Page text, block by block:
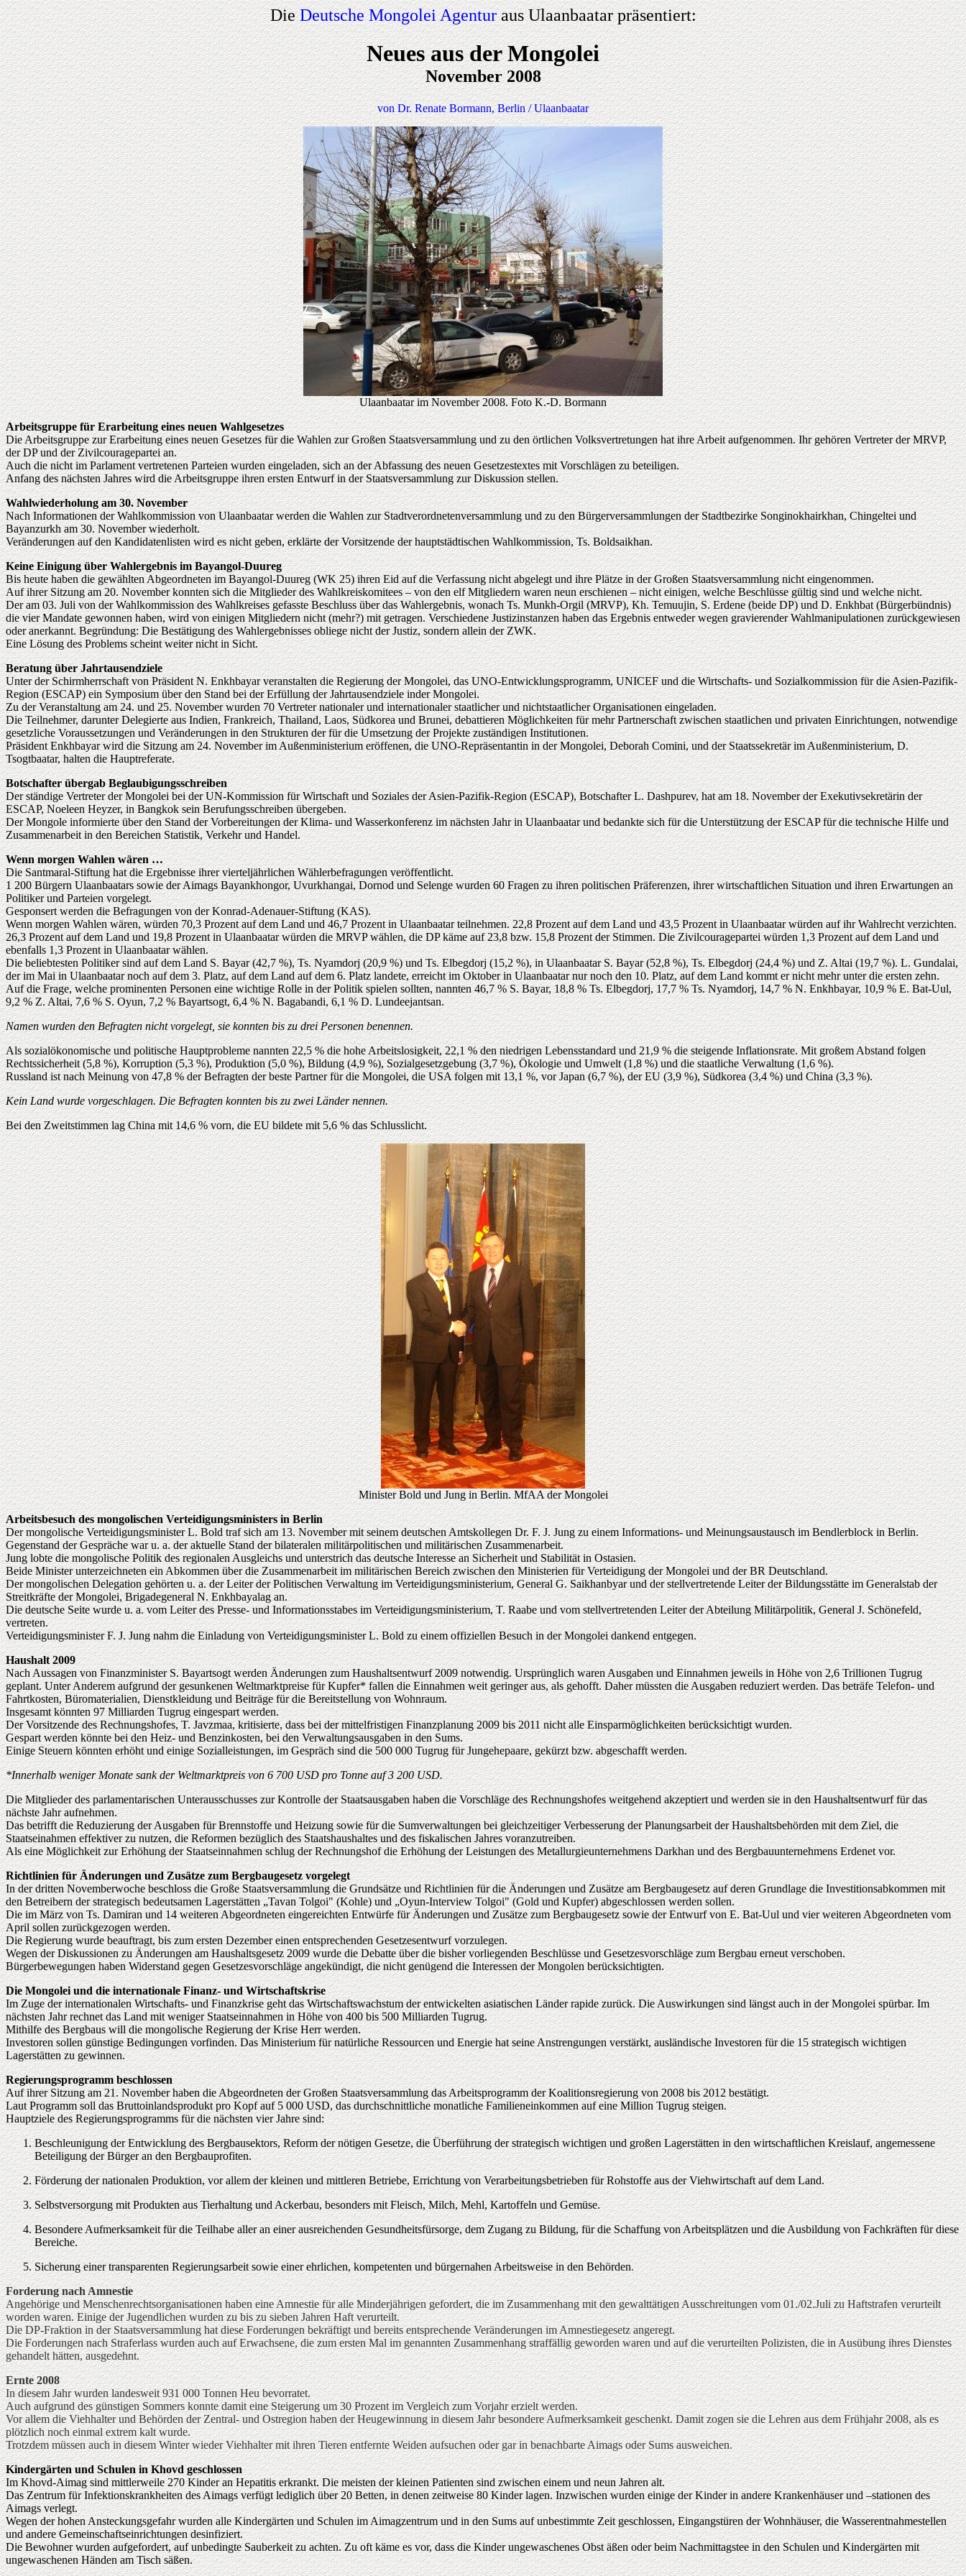
DieDeutsche Mongolei Agenturaus Ulaanbaatar präsentiert:
Neues aus der Mongolei
November 2008
von Dr. Renate Bormann, Berlin / Ulaanbaatar
Ulaanbaatar im November 2008. Foto K.-D. Bormann
Arbeitsgruppe für Erarbeitung eines neuen Wahlgesetzes
Die Arbeitsgruppe zur Erarbeitung eines neuen Gesetzes für die Wahlen zur Großen Staatsversammlung und zu den örtlichen Volksvertretungen hat ihre Arbeit aufgenommen. Ihr gehören Vertreter der MRVP,
der DP und der Zivilcouragepartei an.
Auch die nicht im Parlament vertretenen Parteien wurden eingeladen, sich an der Abfassung des neuen Gesetzestextes mit Vorschlägen zu beteiligen.
Anfang des nächsten Jahres wird die Arbeitsgruppe ihren ersten Entwurf in der Staatsversammlung zur Diskussion stellen.
Wahlwiederholung am 30. November
Nach Informationen der Wahlkommission von Ulaanbaatar werden die Wahlen zur Stadtverordnetenversammlung und zu den Bürgerversammlungen der Stadtbezirke Songinokhairkhan, Chingeltei und
Bayanzurkh am 30. November wiederholt.
Veränderungen auf den Kandidatenlisten wird es nicht geben, erklärte der Vorsitzende der hauptstädtischen Wahlkommission, Ts. Boldsaikhan.
Keine Einigung über Wahlergebnis im Bayangol-Duureg
Bis heute haben die gewählten Abgeordneten im Bayangol-Duureg (WK 25) ihren Eid auf die Verfassung nicht abgelegt und ihre Plätze in der Großen Staatsversammlung nicht eingenommen.
Auf ihrer Sitzung am 20. November konnten sich die Mitglieder des Wahlkreiskomitees – von den elf Mitgliedern waren neun erschienen – nicht einigen, welche Beschlüsse gültig sind und welche nicht.
Der am 03. Juli von der Wahlkommission des Wahlkreises gefasste Beschluss über das Wahlergebnis, wonach Ts. Munkh-Orgil (MRVP), Kh. Temuujin, S. Erdene (beide DP) und D. Enkhbat (Bürgerbündnis)
die vier Mandate gewonnen haben, wird von einigen Mitgliedern nicht (mehr?) mit getragen. Verschiedene Justizinstanzen haben das Ergebnis entweder wegen gravierender Wahlmanipulationen zurückgewiesen
oder anerkannt. Begründung: Die Bestätigung des Wahlergebnisses obliege nicht der Justiz, sondern allein der ZWK.
Eine Lösung des Problems scheint weiter nicht in Sicht.
Beratung über Jahrtausendziele
Unter der Schirmherrschaft von Präsident N. Enkhbayar veranstalten die Regierung der Mongolei, das UNO-Entwicklungsprogramm, UNICEF und die Wirtschafts- und Sozialkommission für die Asien-Pazifik-
Region (ESCAP) ein Symposium über den Stand bei der Erfüllung der Jahrtausendziele inder Mongolei.
Zu der Veranstaltung am 24. und 25. November wurden 70 Vertreter nationaler und internationaler staatlicher und nichtstaatlicher Organisationen eingeladen.
Die Teilnehmer, darunter Delegierte aus Indien, Frankreich, Thailand, Laos, Südkorea und Brunei, debattieren Möglichkeiten für mehr Partnerschaft zwischen staatlichen und privaten Einrichtungen, notwendige
gesetzliche Voraussetzungen und Veränderungen in den Strukturen der für die Umsetzung der Projekte zuständigen Institutionen.
Präsident Enkhbayar wird die Sitzung am 24. November im Außenministerium eröffenen, die UNO-Repräsentantin in der Mongolei, Deborah Comini, und der Staatssekretär im Außenministerium, D.
Tsogtbaatar, halten die Hauptreferate.
Botschafter übergab Beglaubigungsschreiben
Der ständige Vertreter der Mongolei bei der UN-Kommission für Wirtschaft und Soziales der Asien-Pazifik-Region (ESCAP), Botschafter L. Dashpurev, hat am 18. November der Exekutivsekretärin der
ESCAP, Noeleen Heyzer, in Bangkok sein Berufungsschreiben übergeben.
Der Mongole informierte über den Stand der Vorbereitungen der Klima- und Wasserkonferenz im nächsten Jahr in Ulaanbaatar und bedankte sich für die Unterstützung der ESCAP für die technische Hilfe und
Zusammenarbeit in den Bereichen Statistik, Verkehr und Handel.
Wenn morgen Wahlen wären …
Die Santmaral-Stiftung hat die Ergebnisse ihrer vierteljährlichen Wählerbefragungen veröffentlicht.
1 200 Bürgern Ulaanbaatars sowie der Aimags Bayankhongor, Uvurkhangai, Dornod und Selenge wurden 60 Fragen zu ihren politischen Präferenzen, ihrer wirtschaftlichen Situation und ihren Erwartungen an
Politiker und Parteien vorgelegt.
Gesponsert werden die Befragungen von der Konrad-Adenauer-Stiftung (KAS).
Wenn morgen Wahlen wären, würden 70,3 Prozent auf dem Land und 46,7 Prozent in Ulaanbaatar teilnehmen. 22,8 Prozent auf dem Land und 43,5 Prozent in Ulaanbaatar würden auf ihr Wahlrecht verzichten.
26,3 Prozent auf dem Land und 19,8 Prozent in Ulaanbaatar würden die MRVP wählen, die DP käme auf 23,8 bzw. 15,8 Prozent der Stimmen. Die Zivilcouragepartei würden 1,3 Prozent auf dem Land und
ebenfalls 1,3 Prozent in Ulaanbaatar wählen.
Die beliebtesten Politiker sind auf dem Land S. Bayar (42,7 %), Ts. Nyamdorj (20,9 %) und Ts. Elbegdorj (15,2 %), in Ulaanbaatar S. Bayar (52,8 %), Ts. Elbegdorj (24,4 %) und Z. Altai (19,7 %). L. Gundalai,
der im Mai in Ulaanbaatar noch auf dem 3. Platz, auf dem Land auf dem 6. Platz landete, erreicht im Oktober in Ulaanbaatar nur noch den 10. Platz, auf dem Land kommt er nicht mehr unter die ersten zehn.
Auf die Frage, welche prominenten Personen eine wichtige Rolle in der Politik spielen sollten, nannten 46,7 % S. Bayar, 18,8 % Ts. Elbegdorj, 17,7 % Ts. Nyamdorj, 14,7 % N. Enkhbayar, 10,9 % E. Bat-Uul,
9,2 % Z. Altai, 7,6 % S. Oyun, 7,2 % Bayartsogt, 6,4 % N. Bagabandi, 6,1 % D. Lundeejantsan.
Namen wurden den Befragten nicht vorgelegt, sie konnten bis zu drei Personen benennen.
Als sozialökonomische und politische Hauptprobleme nannten 22,5 % die hohe Arbeitslosigkeit, 22,1 % den niedrigen Lebensstandard und 21,9 % die steigende Inflationsrate. Mit großem Abstand folgen
Rechtssicherheit (5,8 %), Korruption (5,3 %), Produktion (5,0 %), Bildung (4,9 %), Sozialgesetzgebung (3,7 %), Ökologie und Umwelt (1,8 %) und die staatliche Verwaltung (1,6 %).
Russland ist nach Meinung von 47,8 % der Befragten der beste Partner für die Mongolei, die USA folgen mit 13,1 %, vor Japan (6,7 %), der EU (3,9 %), Südkorea (3,4 %) und China (3,3 %).
Kein Land wurde vorgeschlagen. Die Befragten konnten bis zu zwei Länder nennen.
Bei den Zweitstimmen lag China mit 14,6 % vorn, die EU bildete mit 5,6 % das Schlusslicht.
Minister Bold und Jung in Berlin. MfAA der Mongolei
Arbeitsbesuch des mongolischen Verteidigungsministers in Berlin
Der mongolische Verteidigungsminister L. Bold traf sich am 13. November mit seinem deutschen Amtskollegen Dr. F. J. Jung zu einem Informations- und Meinungsaustausch im Bendlerblock in Berlin.
Gegenstand der Gespräche war u. a. der aktuelle Stand der bilateralen militärpolitischen und militärischen Zusammenarbeit.
Jung lobte die mongolische Politik des regionalen Ausgleichs und unterstrich das deutsche Interesse an Sicherheit und Stabilität in Ostasien.
Beide Minister unterzeichneten ein Abkommen über die Zusammenarbeit im militärischen Bereich zwischen den Ministerien für Verteidigung der Mongolei und der BR Deutschland.
Der mongolischen Delegation gehörten u. a. der Leiter der Politischen Verwaltung im Verteidigungsministerium, General G. Saikhanbyar und der stellvertretende Leiter der Bildungsstätte im Generalstab der
Streitkräfte der Mongolei, Brigadegeneral N. Enkhbayalag an.
Die deutsche Seite wurde u. a. vom Leiter des Presse- und Informationsstabes im Verteidigungsministerium, T. Raabe und vom stellvertretenden Leiter der Abteilung Militärpolitik, General J. Schönefeld,
vertreten.
Verteidigungsminister F. J. Jung nahm die Einladung von Verteidigungsminister L. Bold zu einem offiziellen Besuch in der Mongolei dankend entgegen.
Haushalt 2009
Nach Aussagen von Finanzminister S. Bayartsogt werden Änderungen zum Haushaltsentwurf 2009 notwendig. Ursprünglich waren Ausgaben und Einnahmen jeweils in Höhe von 2,6 Trillionen Tugrug
geplant. Unter Anderem aufgrund der gesunkenen Weltmarktpreise für Kupfer* fallen die Einnahmen weit geringer aus, als gehofft. Daher müssten die Ausgaben reduziert werden. Das beträfe Telefon- und
Fahrtkosten, Büromaterialien, Dienstkleidung und Beiträge für die Bereitstellung von Wohnraum.
Insgesamt könnten 97 Milliarden Tugrug eingespart werden.
Der Vorsitzende des Rechnungshofes, T. Javzmaa, kritisierte, dass bei der mittelfristigen Finanzplanung 2009 bis 2011 nicht alle Einsparmöglichkeiten berücksichtigt wurden.
Gespart werden könnte bei den Heiz- und Benzinkosten, bei den Verwaltungsausgaben in den Sums.
Einige Steuern könnten erhöht und einige Sozialleistungen, im Gespräch sind die 500 000 Tugrug für Jungehepaare, gekürzt bzw. abgeschafft werden.
*Innerhalb weniger Monate sank der Weltmarktpreis von 6 700 USD pro Tonne auf 3 200 USD.
Die Mitglieder des parlamentarischen Unterausschusses zur Kontrolle der Staatsausgaben haben die Vorschläge des Rechnungshofes weitgehend akzeptiert und werden sie in den Haushaltsentwurf für das
nächste Jahr aufnehmen.
Das betrifft die Reduzierung der Ausgaben für Brennstoffe und Heizung sowie für die Sumverwaltungen bei gleichzeitiger Verbesserung der Planungsarbeit der Haushaltsbehörden mit dem Ziel, die
Staatseinahmen effektiver zu nutzen, die Reformen bezüglich des Staatshaushaltes und des fiskalischen Jahres voranzutreiben.
Als eine Möglichkeit zur Erhöhung der Staatseinnahmen schlug der Rechnungshof die Erhöhung der Leistungen des Metallurgieunternehmens Darkhan und des Bergbauunternehmens Erdenet vor.
Richtlinien für Änderungen und Zusätze zum Bergbaugesetz vorgelegt
In der dritten Novemberwoche beschloss die Große Staatsversammlung die Grundsätze und Richtlinien für die Änderungen und Zusätze am Bergbaugesetz auf deren Grundlage die Investitionsabkommen mit
den Betreibern der strategisch bedeutsamen Lagerstätten „Tavan Tolgoi" (Kohle) und „Oyun-Interview Tolgoi" (Gold und Kupfer) abgeschlossen werden sollen.
Die im März von Ts. Damiran und 14 weiteren Abgeordneten eingereichten Entwürfe für Änderungen und Zusätze zum Bergbaugesetz sowie der Entwurf von E. Bat-Uul und vier weiteren Abgeordneten vom
April sollen zurückgezogen werden.
Die Regierung wurde beauftragt, bis zum ersten Dezember einen entsprechenden Gesetzesentwurf vorzulegen.
Wegen der Diskussionen zu Änderungen am Haushaltsgesetz 2009 wurde die Debatte über die bisher vorliegenden Beschlüsse und Gesetzesvorschläge zum Bergbau erneut verschoben.
Bürgerbewegungen haben Widerstand gegen Gesetzesvorschläge angekündigt, die nicht genügend die Interessen der Mongolen berücksichtigten.
Die Mongolei und die internationale Finanz- und Wirtschaftskrise
Im Zuge der internationalen Wirtschafts- und Finanzkrise geht das Wirtschaftswachstum der entwickelten asiatischen Länder rapide zurück. Die Auswirkungen sind längst auch in der Mongolei spürbar. Im
nächsten Jahr rechnet das Land mit weniger Staatseinnahmen in Höhe von 400 bis 500 Milliarden Tugrug.
Mithilfe des Bergbaus will die mongolische Regierung der Krise Herr werden.
Investoren sollen günstige Bedingungen vorfinden. Das Ministerium für natürliche Ressourcen und Energie hat seine Anstrengungen verstärkt, ausländische Investoren für die 15 strategisch wichtigen
Lagerstätten zu gewinnen.
Regierungsprogramm beschlossen
Auf ihrer Sitzung am 21. November haben die Abgeordneten der Großen Staatsversammlung das Arbeitsprogramm der Koalitionsregierung von 2008 bis 2012 bestätigt.
Laut Programm soll das Bruttoinlandsprodukt pro Kopf auf 5 000 USD, das durchschnittliche monatliche Familieneinkommen auf eine Million Tugrug steigen.
Hauptziele des Regierungsprogramms für die nächsten vier Jahre sind:
Beschleunigung der Entwicklung des Bergbausektors, Reform der nötigen Gesetze, die Überführung der strategisch wichtigen und großen Lagerstätten in den wirtschaftlichen Kreislauf, angemessene
Beteiligung der Bürger an den Bergbauprofiten.
Förderung der nationalen Produktion, vor allem der kleinen und mittleren Betriebe, Errichtung von Verarbeitungsbetrieben für Rohstoffe aus der Viehwirtschaft auf dem Land.
Selbstversorgung mit Produkten aus Tierhaltung und Ackerbau, besonders mit Fleisch, Milch, Mehl, Kartoffeln und Gemüse.
Besondere Aufmerksamkeit für die Teilhabe aller an einer ausreichenden Gesundheitsfürsorge, dem Zugang zu Bildung, für die Schaffung von Arbeitsplätzen und die Ausbildung von Fachkräften für diese
Bereiche.
Sicherung einer transparenten Regierungsarbeit sowie einer ehrlichen, kompetenten und bürgernahen Arbeitsweise in den Behörden.
Forderung nach Amnestie
Angehörige und Menschenrechtsorganisationen haben eine Amnestie für alle Minderjährigen gefordert, die im Zusammenhang mit den gewalttätigen Ausschreitungen vom 01./02.Juli zu Haftstrafen verurteilt
worden waren. Einige der Jugendlichen wurden zu bis zu sieben Jahren Haft verurteilt.
Die DP-Fraktion in der Staatsversammlung hat diese Forderungen bekräftigt und bereits entsprechende Veränderungen im Amnestiegesetz angeregt.
Die Forderungen nach Straferlass wurden auch auf Erwachsene, die zum ersten Mal im genannten Zusammenhang straffällig geworden waren und auf die verurteilten Polizisten, die in Ausübung ihres Dienstes
gehandelt hätten, ausgedehnt.
Ernte 2008
In diesem Jahr wurden landesweit 931 000 Tonnen Heu bevorratet.
Auch aufgrund des günstigen Sommers konnte damit eine Steigerung um 30 Prozent im Vergleich zum Vorjahr erzielt werden.
Vor allem die Viehhalter und Behörden der Zentral- und Ostregion haben der Heugewinnung in diesem Jahr besondere Aufmerksamkeit geschenkt. Damit zogen sie die Lehren aus dem Frühjahr 2008, als es
plötzlich noch einmal extrem kalt wurde.
Trotzdem müssen auch in diesem Winter wieder Viehhalter mit ihren Tieren entfernte Weiden aufsuchen oder gar in benachbarte Aimags oder Sums ausweichen.
Kindergärten und Schulen in Khovd geschlossen
Im Khovd-Aimag sind mittlerweile 270 Kinder an Hepatitis erkrankt. Die meisten der kleinen Patienten sind zwischen einem und neun Jahren alt.
Das Zentrum für Infektionskrankheiten des Aimags verfügt lediglich über 20 Betten, in denen zeitweise 80 Kinder lagen. Inzwischen wurden einige der Kinder in andere Krankenhäuser und –stationen des
Aimags verlegt.
Wegen der hohen Ansteckungsgefahr wurden alle Kindergärten und Schulen im Aimagzentrum und in den Sums auf unbestimmte Zeit geschlossen, Eingangstüren der Wohnhäuser, die Wasserentnahmestellen
und andere Gemeinschaftseinrichtungen desinfiziert.
Die Bewohner wurden aufgefordert, auf unbedingte Sauberkeit zu achten. Zu oft käme es vor, dass die Kinder ungewaschenes Obst äßen oder beim Nachmittagstee in den Schulen und Kindergärten mit
ungewaschenen Händen am Tisch säßen.